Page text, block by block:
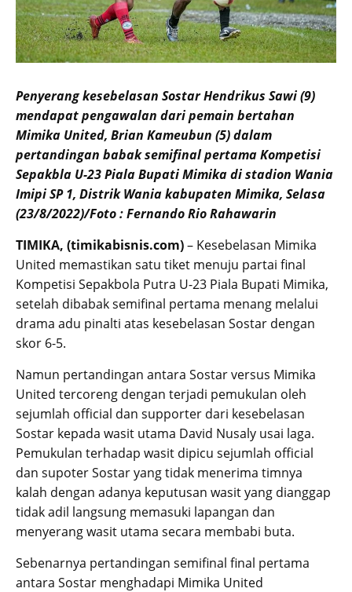
Penyerang kesebelasan Sostar Hendrikus Sawi (9)
mendapat pengawalan dari pemain bertahan
Mimika United, Brian Kameubun (5) dalam
pertandingan babak semifinal pertama Kompetisi
Sepakbla U-23 Piala Bupati Mimika di stadion Wania
Imipi SP 1, Distrik Wania kabupaten Mimika, Selasa
(23/8/2022)/Foto : Fernando Rio Rahawarin
TIMIKA, (timikabisnis.com)– Kesebelasan Mimika
United memastikan satu tiket menuju partai final
Kompetisi Sepakbola Putra U-23 Piala Bupati Mimika,
setelah dibabak semifinal pertama menang melalui
drama adu pinalti atas kesebelasan Sostar dengan
skor 6-5.
Namun pertandingan antara Sostar versus Mimika
United tercoreng dengan terjadi pemukulan oleh
sejumlah official dan supporter dari kesebelasan
Sostar kepada wasit utama David Nusaly usai laga.
Pemukulan terhadap wasit dipicu sejumlah official
dan supoter Sostar yang tidak menerima timnya
kalah dengan adanya keputusan wasit yang dianggap
tidak adil langsung memasuki lapangan dan
menyerang wasit utama secara membabi buta.
Sebenarnya pertandingan semifinal final pertama
antara Sostar menghadapi Mimika United